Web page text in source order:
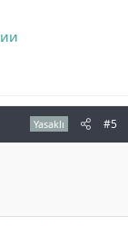
Yasaklı #5